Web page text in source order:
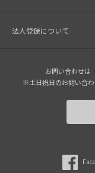
法人登録について
お問い合わせは
※土日祝日のお問い合わ